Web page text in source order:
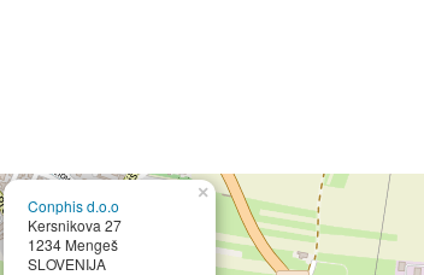
Conphis d.o.o
Kersnikova 27
1234 Mengeš
SLOVENIJA
×